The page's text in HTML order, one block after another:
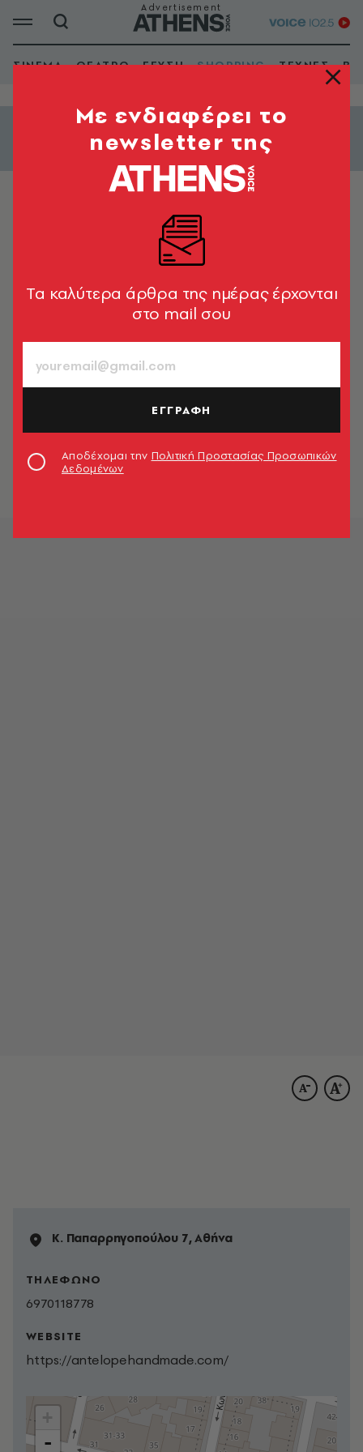
ΣΙΝΕΜΑ ΘΕΑΤΡΟ ΓΕΥΣΗ SHOPPING ΤΕΧΝΕΣ
Εμφάνιση φίλτρων
Antelope Handmade Jewellery
Κ. Παπαρρηγοπούλου 7, Αθήνα
ΤΗΛΕΦΩΝΟ
6970118778
WEBSITE
https://antelopehandmade.com/
-
Mε ενδιαφέρει το
newsletter της
Tα καλύτερα άρθρα της ημέρας έρχονται
στο mail σου
ΕΓΓΡΑΦΗ
Αποδέχομαι την Πολιτική Προστασίας Προσωπικών
Δεδομένων